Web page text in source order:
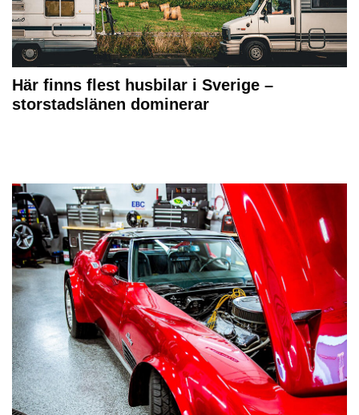
Här finns flest husbilar i Sverige –
storstadslänen dominerar